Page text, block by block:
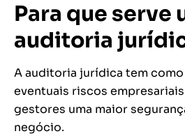
Para que serve
auditoria
A auditoria jurídica tem
eventuais riscos
gestores uma maior
negócio.